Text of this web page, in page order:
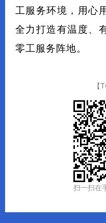
工服务环境，用心
全力打造有温度、
零工服务阵地。
【
扫一扫在